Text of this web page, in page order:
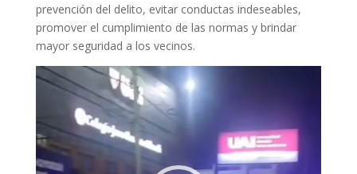
prevención del delito, evitar conductas indeseables,
promover el cumplimiento de las normas y brindar
mayor seguridad a los vecinos.
Reproductor